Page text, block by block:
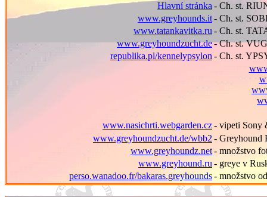
Hlavní stránka - Ch. st.
www.greyhounds.it- Ch. st.
www.tatankavitka.ru - Ch. st.
www.greyhoundzucht.de- Ch. st.
republika.pl/kennelypsylon - Ch. st.
www.nasichrti.webgarden.cz- vipeti Sony
www.greyhoundzucht.de/wbb2 - Greyhound
www.greyhoundz.net- množstvo
www.greyhound.ru - greye v
perso.wanadoo.fr/bakaras.greyhounds- množstvo